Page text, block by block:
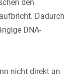
den
Dadurch
DNA-
nicht direkt an